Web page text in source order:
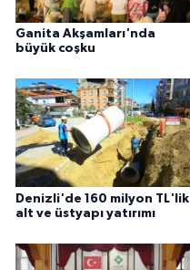
Ganita Akşamları'nda
büyük coşku
Denizli'de 160 milyon TL'lik
alt ve üstyapı yatırımı